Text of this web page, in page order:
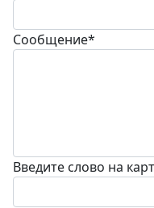
Сообщение*
Введите слово на